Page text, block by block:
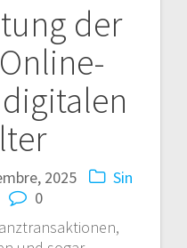
der
2025
Sin
0